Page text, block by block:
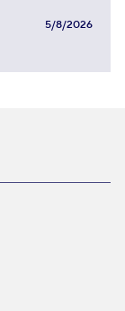
5/8/2026